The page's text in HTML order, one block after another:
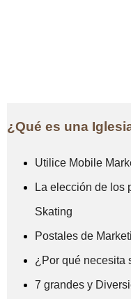
¿Qué es una
Utilice Mobile
La elección de los
Skating
Postales de
¿Por qué necesita
7 grandes y